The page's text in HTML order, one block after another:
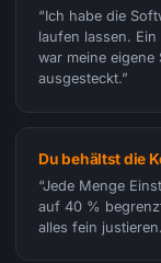
“Ich habe die
laufen lassen.
war meine eigene
ausgesteckt.”
Du behältst die
“Jede Menge
auf 40 %
alles fein